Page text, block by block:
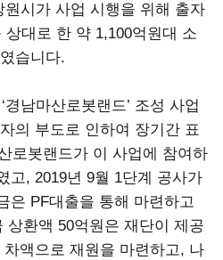
시가 사업 시행을 위해 출자
상대로 한 약 1,100억원대 소
습니다.
남마산로봇랜드’ 조성 사업
의 부도로 인하여 장기간 표
로봇랜드가 이 사업에 참여하
고, 2019년 9월 1단계 공사가
은 PF대출을 통해 마련하고
상환액 50억원은 재단이 제공
액으로 재원을 마련하고, 나